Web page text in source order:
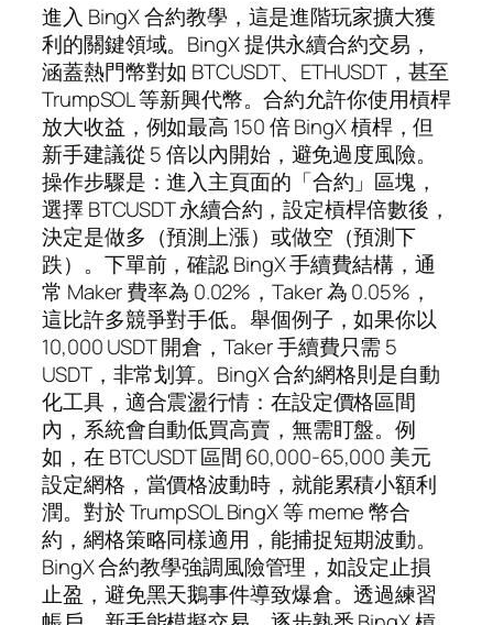
進入 BingX 合約教學，這是進階玩家擴大獲
利的關鍵領域。BingX 提供永續合約交易，
涵蓋熱門幣對如 BTCUSDT、ETHUSDT，甚至
TrumpSOL 等新興代幣。合約允許你使用槓桿
放大收益，例如最高 150 倍 BingX 槓桿，但
新手建議從 5 倍以內開始，避免過度風險。
操作步驟是：進入主頁面的「合約」區塊，
選擇 BTCUSDT 永續合約，設定槓桿倍數後，
決定是做多（預測上漲）或做空（預測下
跌）。下單前，確認 BingX 手續費結構，通
常 Maker 費率為 0.02%，Taker 為 0.05%，
這比許多競爭對手低。舉個例子，如果你以
10,000 USDT 開倉，Taker 手續費只需 5
USDT，非常划算。BingX 合約網格則是自動
化工具，適合震盪行情：在設定價格區間
內，系統會自動低買高賣，無需盯盤。例
如，在 BTCUSDT 區間 60,000-65,000 美元
設定網格，當價格波動時，就能累積小額利
潤。對於 TrumpSOL BingX 等 meme 幣合
約，網格策略同樣適用，能捕捉短期波動。
BingX 合約教學強調風險管理，如設定止損
止盈，避免黑天鵝事件導致爆倉。透過練習